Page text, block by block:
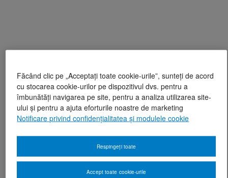
Făcând clic pe „Acceptați toate cookie-urile”, sunteți de acord
cu stocarea cookie-urilor pe dispozitivul dvs. pentru a
îmbunătăți navigarea pe site, pentru a analiza utilizarea site-
ului și pentru a ajuta eforturile noastre de marketing
Notificare privind confidențialitatea și modulele cookie
Respingeți toate
Accept toate cookie-urile